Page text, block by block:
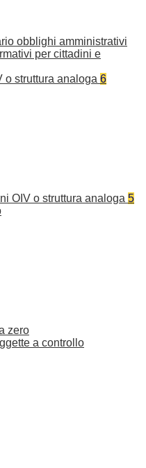
obblighi amministrativi
per cittadini e
o struttura analoga 6
OIV o struttura analoga 5
zero
a controllo